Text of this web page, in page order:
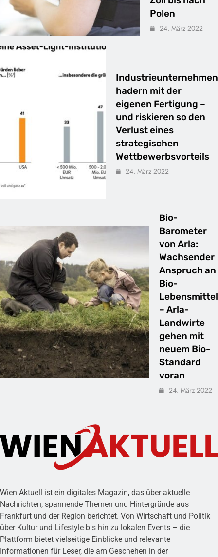
Polen
24. März 2022
Industrieunternehmen
hadern mit der
eigenen Fertigung –
und riskieren so den
Verlust eines
strategischen
Wettbewerbsvorteils
24. März 2022
Bio-
Barometer
von Arla:
Wachsender
Anspruch an
Bio-
Lebensmittel
– Arla-
Landwirte
gehen mit
neuem Bio-
Standard
voran
24. März 2022
Wien Aktuell ist ein digitales Magazin, das über aktuelle
Nachrichten, spannende Themen und Hintergründe aus
Frankfurt und der Region berichtet. Von Wirtschaft und Politik
über Kultur und Lifestyle bis hin zu lokalen Events – die
Plattform bietet vielseitige Einblicke und relevante
Informationen für Leser, die am Geschehen in der